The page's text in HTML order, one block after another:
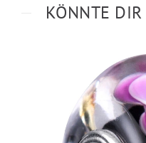
KÖNNTE